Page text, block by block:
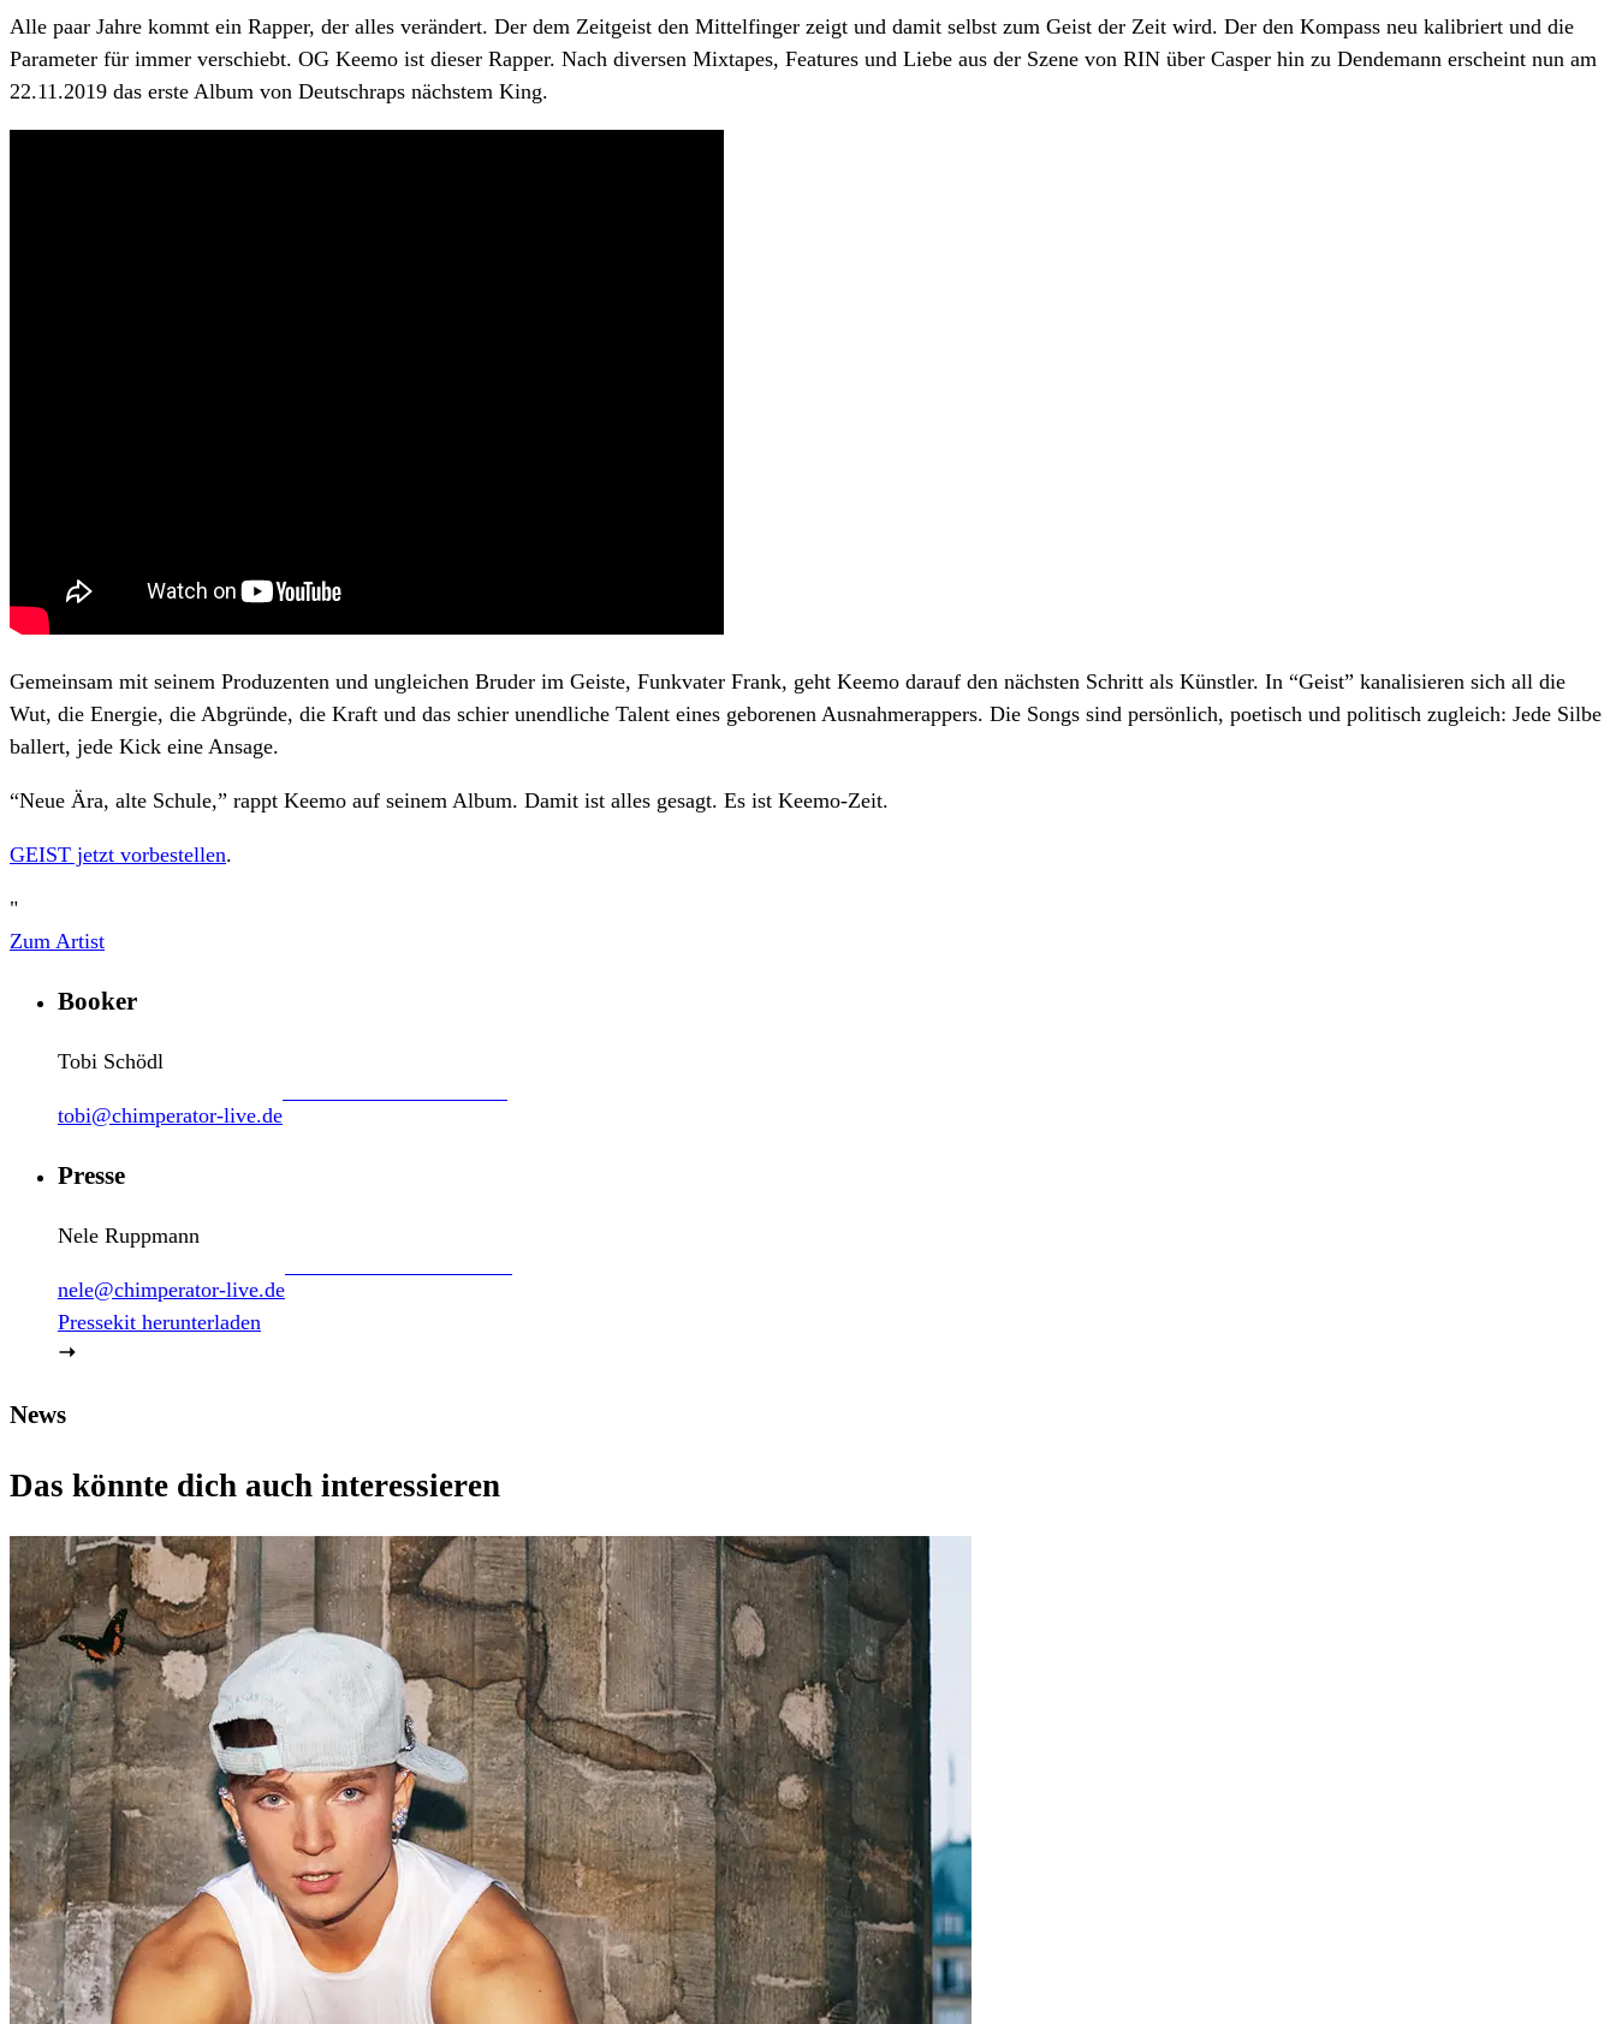
Alle paar Jahre kommt ein Rapper, der alles verändert. Der dem Zeitgeist den Mittelfinger zeigt und damit selbst zum Geist der Zeit wird. Der den Kompass neu kalibriert und die
Parameter für immer verschiebt. OG Keemo ist dieser Rapper. Nach diversen Mixtapes, Features und Liebe aus der Szene von RIN über Casper hin zu Dendemann erscheint nun am
22.11.2019 das erste Album von Deutschraps nächstem King.
Gemeinsam mit seinem Produzenten und ungleichen Bruder im Geiste, Funkvater Frank, geht Keemo darauf den nächsten Schritt als Künstler. In “Geist” kanalisieren sich all die
Wut, die Energie, die Abgründe, die Kraft und das schier unendliche Talent eines geborenen Ausnahmerappers. Die Songs sind persönlich, poetisch und politisch zugleich: Jede Silbe
ballert, jede Kick eine Ansage.
“Neue Ära, alte Schule,” rappt Keemo auf seinem Album. Damit ist alles gesagt. Es ist Keemo-Zeit.
GEIST jetzt vorbestellen.
"
Zum Artist
Booker
Tobi Schödl
tobi@chimperator-live.de
Presse
Nele Ruppmann
nele@chimperator-live.de
Pressekit herunterladen
News
Das könnte dich auch interessieren